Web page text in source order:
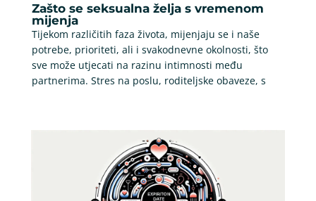
Zašto se seksualna želja s vremenom
mijenja
Tijekom različitih faza života, mijenjaju se i naše
potrebe, prioriteti, ali i svakodnevne okolnosti, što
sve može utjecati na razinu intimnosti među
partnerima. Stres na poslu, roditeljske obaveze, s